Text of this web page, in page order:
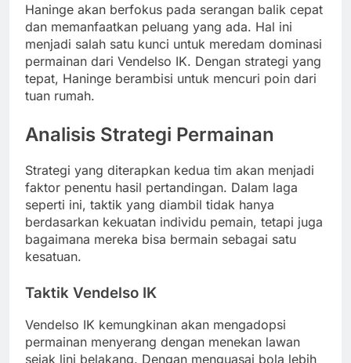
Haninge akan berfokus pada serangan balik cepat
dan memanfaatkan peluang yang ada. Hal ini
menjadi salah satu kunci untuk meredam dominasi
permainan dari Vendelso IK. Dengan strategi yang
tepat, Haninge berambisi untuk mencuri poin dari
tuan rumah.
Analisis Strategi Permainan
Strategi yang diterapkan kedua tim akan menjadi
faktor penentu hasil pertandingan. Dalam laga
seperti ini, taktik yang diambil tidak hanya
berdasarkan kekuatan individu pemain, tetapi juga
bagaimana mereka bisa bermain sebagai satu
kesatuan.
Taktik Vendelso IK
Vendelso IK kemungkinan akan mengadopsi
permainan menyerang dengan menekan lawan
sejak lini belakang. Dengan menguasai bola lebih